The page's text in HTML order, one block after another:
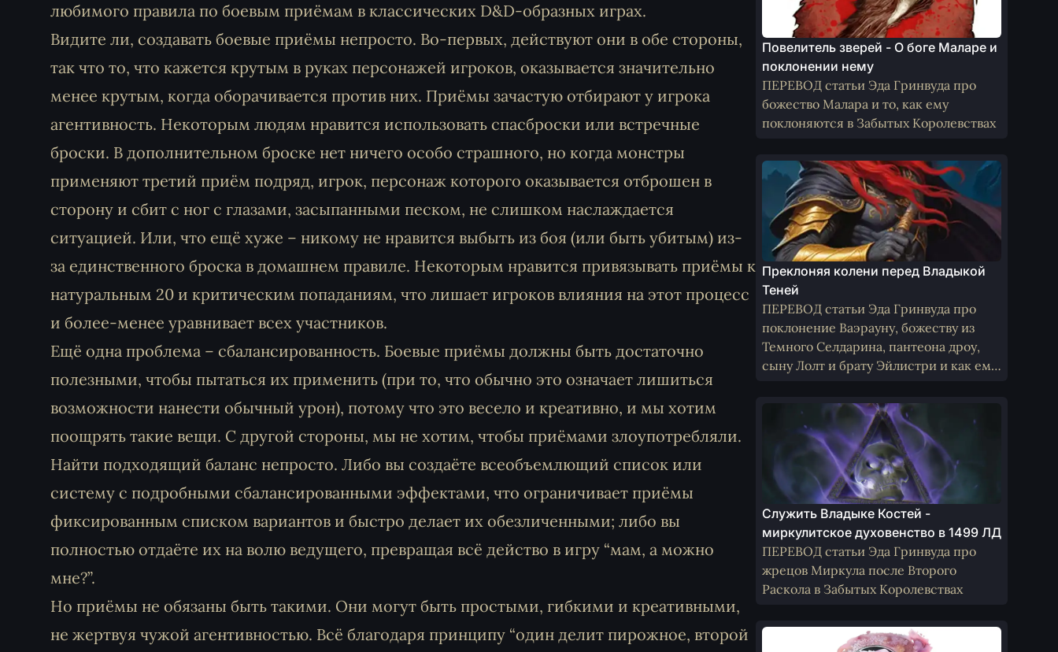
любимого правила по боевым приёмам в классических D&D-образных играх.
Видите ли, создавать боевые приёмы непросто. Во-первых, действуют они в обе стороны,
так что то, что кажется крутым в руках персонажей игроков, оказывается значительно
менее крутым, когда оборачивается против них. Приёмы зачастую отбирают у игрока
агентивность. Некоторым людям нравится использовать спасброски или встречные
броски. В дополнительном броске нет ничего особо страшного, но когда монстры
применяют третий приём подряд, игрок, персонаж которого оказывается отброшен в
сторону и сбит с ног с глазами, засыпанными песком, не слишком наслаждается
ситуацией. Или, что ещё хуже – никому не нравится выбыть из боя (или быть убитым) из-
за единственного броска в домашнем правиле. Некоторым нравится привязывать приёмы к
натуральным 20 и критическим попаданиям, что лишает игроков влияния на этот процесс
и более-менее уравнивает всех участников.
Ещё одна проблема – сбалансированность. Боевые приёмы должны быть достаточно
полезными, чтобы пытаться их применить (при то, что обычно это означает лишиться
возможности нанести обычный урон), потому что это весело и креативно, и мы хотим
поощрять такие вещи. С другой стороны, мы не хотим, чтобы приёмами злоупотребляли.
Найти подходящий баланс непросто. Либо вы создаёте всеобъемлющий список или
систему с подробными сбалансированными эффектами, что ограничивает приёмы
фиксированным списком вариантов и быстро делает их обезличенными; либо вы
полностью отдаёте их на волю ведущего, превращая всё действо в игру “мам, а можно
мне?”.
Но приёмы не обязаны быть такими. Они могут быть простыми, гибкими и креативными,
не жертвуя чужой агентивностью. Всё благодаря принципу “один делит пирожное, второй
Повелитель зверей - О боге Маларе и
поклонении нему
ПЕРЕВОД статьи Эда Гринвуда про
божество Малара и то, как ему
поклоняются в Забытых Королевствах
Преклоняя колени перед Владыкой
Теней
ПЕРЕВОД статьи Эда Гринвуда про
поклонение Ваэрауну, божеству из
Темного Селдарина, пантеона дроу,
сыну Лолт и брату Эйлистри и как ему
Служить Владыке Костей -
миркулитское духовенство в 1499 ЛД
ПЕРЕВОД статьи Эда Гринвуда про
жрецов Миркула после Второго
Раскола в Забытых Королевствах